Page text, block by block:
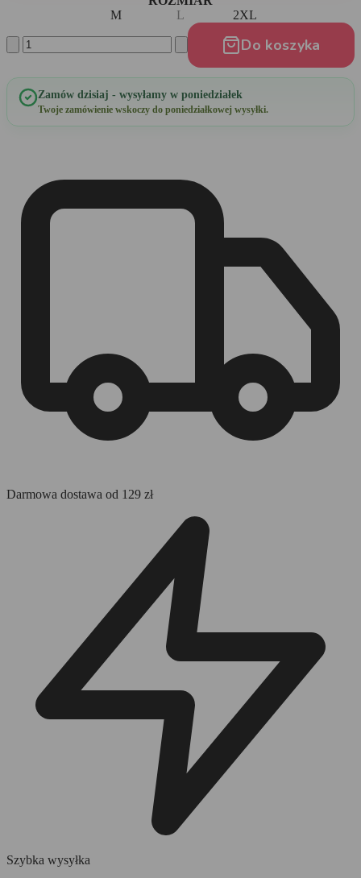
M
L 2XL
Do koszyka
Zamów dzisiaj - wysyłamy w poniedziałek
Twoje zamówienie wskoczy do poniedziałkowej wysyłki.
Darmowa dostawa od 129 zł
Szybka wysyłka